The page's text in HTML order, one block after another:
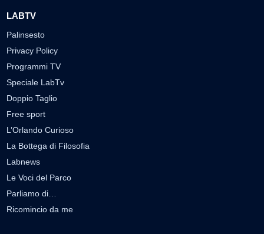
LABTV
Palinsesto
Privacy Policy
Programmi TV
Speciale LabTv
Doppio Taglio
Free sport
L’Orlando Curioso
La Bottega di Filosofia
Labnews
Le Voci del Parco
Parliamo di…
Ricomincio da me